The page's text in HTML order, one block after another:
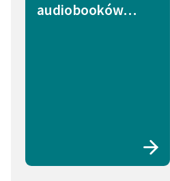
audiobooków…